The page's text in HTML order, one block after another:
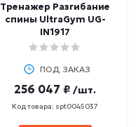
Тренажер Разгибание
спины UltraGym UG-
IN1917
ПОД ЗАКАЗ
256 047 ₽ /шт.
Код товара: spt0045037